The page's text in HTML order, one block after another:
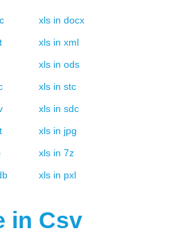
xls in docx
xls in xml
xls in ods
xls in stc
xls in sdc
xls in jpg
xls in 7z
xls in pxl
in Csv